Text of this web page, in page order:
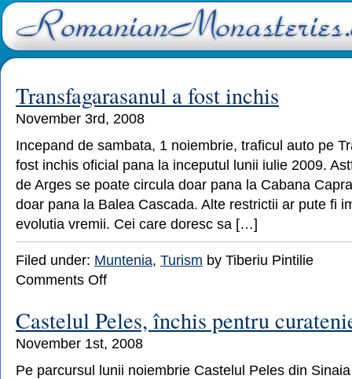
Transfagarasanul a fost inchis
November 3rd, 2008
Incepand de sambata, 1 noiembrie, traficul auto pe
fost inchis oficial pana la inceputul lunii iulie 2009.
de Arges se poate circula doar pana la Cabana
doar pana la Balea Cascada. Alte restrictii ar pute fi
evolutia vremii. Cei care doresc sa […]
Filed under: Muntenia, Turism by Tiberiu Pintilie
Comments Offon
fost
inchis
Castelul Peles, închis pentru
November 1st, 2008
Pe parcursul lunii noiembrie Castelul Peles din